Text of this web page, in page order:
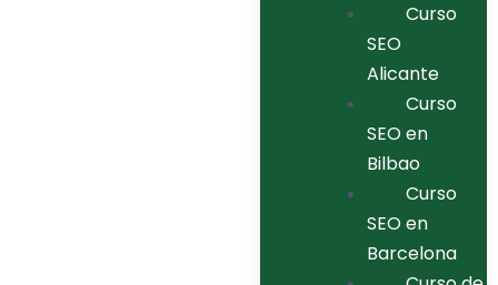
Curso
SEO
Alicante
Curso
SEO en
Bilbao
Curso
SEO en
Barcelona